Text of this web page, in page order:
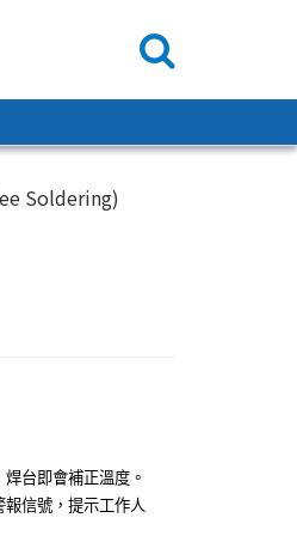
Soldering)
焊台即會補正溫度。
報信號，提示工作人